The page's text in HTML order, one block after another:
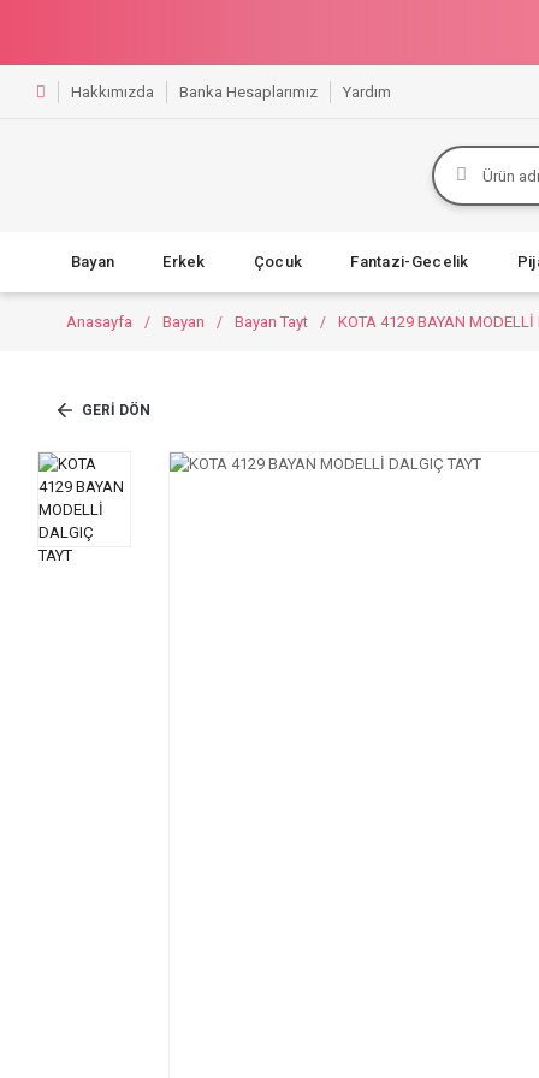
Hakkımızda Banka Hesaplarımız Yardım
Bayan Erkek Çocuk Fantazi-Gecelik
Anasayfa Bayan Bayan Tayt KOTA 4129 BAYAN MODELLİ
GERI DÖN